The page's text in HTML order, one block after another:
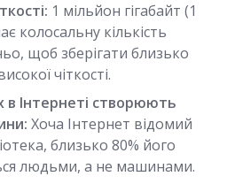
1 мільйон гігабайт (1
колосальну кількість
щоб зберігати близько
чіткості.
в Інтернеті створюють
Хоча Інтернет відомий
близько 80% його
людьми, а не машинами.